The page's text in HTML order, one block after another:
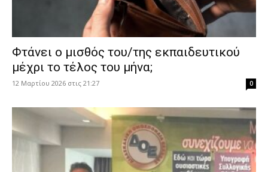
Φτάνει ο μισθός του/της εκπαιδευτικού
μέχρι το τέλος του μήνα;
12 Μαρτίου 2026 στις 21:27 0